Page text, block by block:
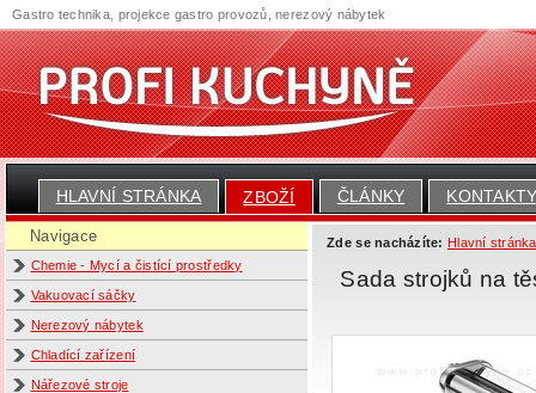
HLAVNÍ STRÁNKA ZBOŽÍ ČLÁNKY
Navigace
Chemie - Mycí a čistící prostředky
Vakuovací sáčky
Nerezový nábytek
Chladící zařízení
Nářezové stroje
Zde se nacházíte: Hlavní stránka
Sada strojků na
Gastro technika, projekce gastro provozů, nerezový nábytek